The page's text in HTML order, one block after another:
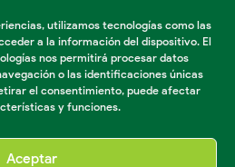
utilizamos tecnologías como las
a la información del dispositivo. El
nos permitirá procesar datos
o las identificaciones únicas
el consentimiento, puede afectar
y funciones.
Aceptar
suelos